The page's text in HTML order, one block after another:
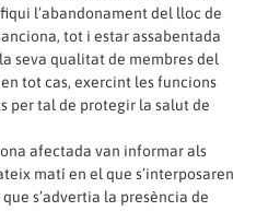
l’abandonament del lloc de
tot i estar assabentada
seva qualitat de membres del
tot cas, exercint les funcions
per tal de protegir la salut de
afectada van informar als
matí en el que s’interposaren
s’advertia la presència de